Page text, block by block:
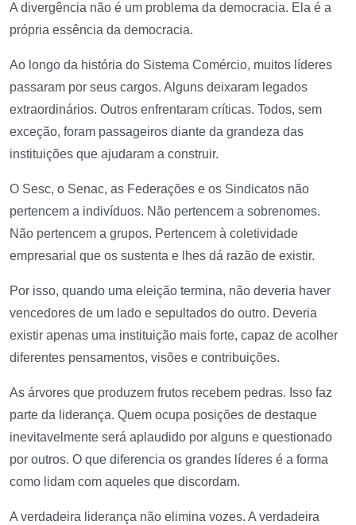
A divergência não é um problema da democracia. Ela é a
própria essência da democracia.
Ao longo da história do Sistema Comércio, muitos líderes
passaram por seus cargos. Alguns deixaram legados
extraordinários. Outros enfrentaram críticas. Todos, sem
exceção, foram passageiros diante da grandeza das
instituições que ajudaram a construir.
O Sesc, o Senac, as Federações e os Sindicatos não
pertencem a indivíduos. Não pertencem a sobrenomes.
Não pertencem a grupos. Pertencem à coletividade
empresarial que os sustenta e lhes dá razão de existir.
Por isso, quando uma eleição termina, não deveria haver
vencedores de um lado e sepultados do outro. Deveria
existir apenas uma instituição mais forte, capaz de acolher
diferentes pensamentos, visões e contribuições.
As árvores que produzem frutos recebem pedras. Isso faz
parte da liderança. Quem ocupa posições de destaque
inevitavelmente será aplaudido por alguns e questionado
por outros. O que diferencia os grandes líderes é a forma
como lidam com aqueles que discordam.
A verdadeira liderança não elimina vozes. A verdadeira